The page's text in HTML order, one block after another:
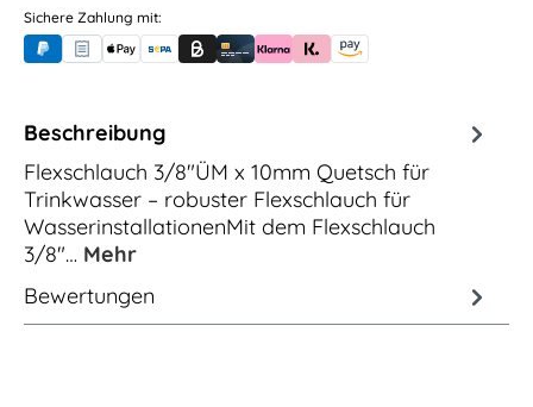
Sichere Zahlung mit:
PayPalRechnungskauf (für Behörden)
Apple PayBanküberweisung (vorab)
Rechnungskauf (Billie)
Kreditkarte
Rechnung oder Ratenkauf (Klarna)
Sofortüberweisung (Klarna)
Amazon Pay
Beschreibung
Flexschlauch 3/8"ÜM x 10mm Quetsch für
Trinkwasser – robuster Flexschlauch für
WasserinstallationenMit dem Flexschlauch
3/8"… Mehr
Bewertungen